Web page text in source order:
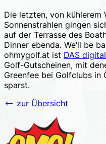
Die letzten, von kühlerem
Sonnenstrahlen gingen
auf der Terrasse des
Dinner ebenda. We‘ll be
ohmygolf.at ist DAS
Golf-Gutscheinen, mit
Greenfee bei Golfclubs in
sparst.
zur Übersicht
Footer